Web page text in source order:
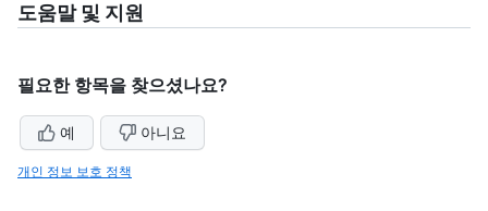
도움말 및 지원
필요한 항목을 찾으셨나요?
예 아니요
개인 정보 보호 정책